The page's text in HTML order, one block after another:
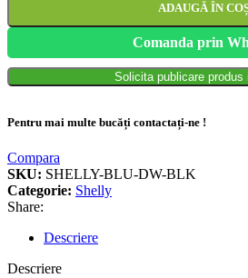
ADAUGĂ ÎN
Comanda prin
Solicita publicare produs
Pentru mai multe bucăți contactați-ne !
Compara
SKU: SHELLY-BLU-DW-BLK
Categorie: Shelly
Share:
Descriere
Descriere